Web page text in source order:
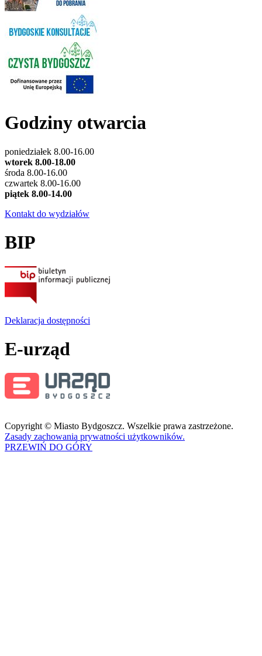
Godziny otwarcia
poniedziałek 8.00-16.00
wtorek 8.00-18.00
środa 8.00-16.00
czwartek 8.00-16.00
piątek 8.00-14.00
Kontakt do wydziałów
BIP
Deklaracja dostępności
E-urząd
Copyright © Miasto Bydgoszcz. Wszelkie prawa zastrzeżone.
Zasady zachowania prywatności użytkowników.
PRZEWIŃ DO GÓRY